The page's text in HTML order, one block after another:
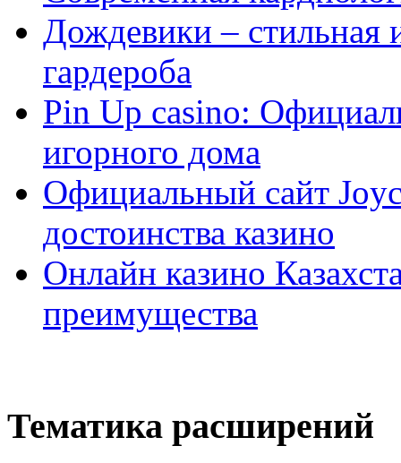
Дождевики – стильная
гардероба
Pin Up casino:
игорного дома
Официальный сайт
достоинства казино
Онлайн казино
преимущества
Тематика расширений